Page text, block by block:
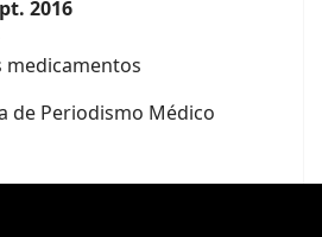
2016
medicamentos
de Periodismo Médico